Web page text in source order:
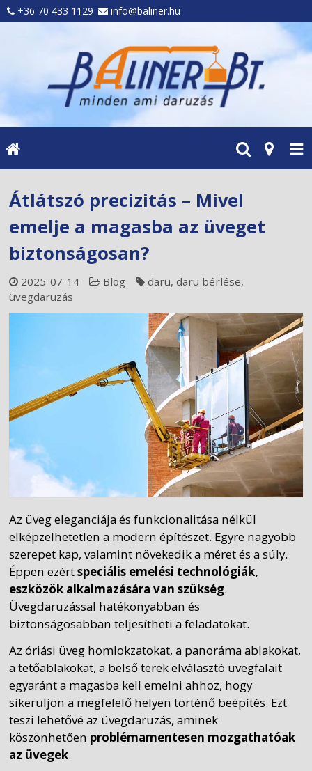
+36 70 433 1129 info@baliner.hu
Átlátszó precizitás – Mivel
emelje a magasba az üveget
biztonságosan?
2025-07-14 Blog daru,daru bérlése,
üvegdaruzás
Az üveg eleganciája és funkcionalitása nélkül
elképzelhetetlen a modern építészet. Egyre nagyobb
szerepet kap, valamint növekedik a méret és a súly.
Éppen ezértspeciális emelési technológiák,
eszközök alkalmazására van szükség.
Üvegdaruzással hatékonyabban és
biztonságosabban teljesítheti a feladatokat.
Az óriási üveg homlokzatokat, a panoráma ablakokat,
a tetőablakokat, a belső terek elválasztó üvegfalait
egyaránt a magasba kell emelni ahhoz, hogy
sikerüljön a megfelelő helyen történő beépítés. Ezt
teszi lehetővé az üvegdaruzás, aminek
köszönhetően problémamentesen mozgathatóak
az üvegek.